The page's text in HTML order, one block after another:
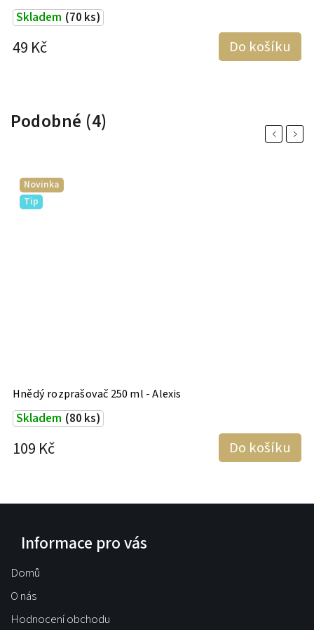
Skladem (70 ks)
49 Kč Do košíku
Podobné (4) Previous
Novinka
Tip
Hnědý rozprašovač 250 ml - Alexis
Skladem (80 ks)
109 Kč Do košíku
Next
Informace pro vás
Domů
O nás
Hodnocení obchodu